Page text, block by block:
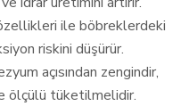
ile böbreklerdeki
riskini düşürür.
açısından zengindir,
ölçülü tüketilmelidir.